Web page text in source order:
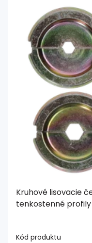
Kruhové lisovacie
tenkostenné profily
Kód produktu